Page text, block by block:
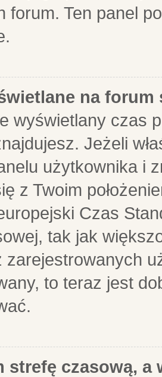
forum. Ten panel
na forum
wyświetlany czas
Jeżeli
użytkownika i
z Twoim
Czas
tak jak
zarejestrowanych
to teraz jest
strefę czasową,